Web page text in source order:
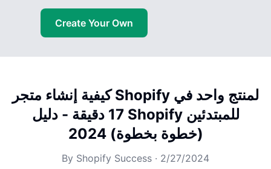
Create Your Own
كيفية إنشاء متجر Shopify لمنتج واحد في
17 دقيقة - دليل Shopify للمبتدئين
(خطوة بخطوة) 2024
By Shopify Success · 2/27/2024